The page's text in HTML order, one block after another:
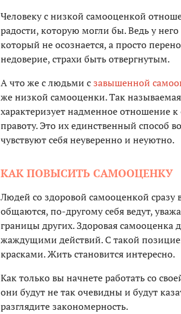
Человеку с низкой самооценкой
радости, которую могли бы. Ведь у
который не осознается, а просто
недоверие, страхи быть отвергнутым.
А что же с людьми сзавышенной
же низкой самооценки. Так
характеризует надменное отношение
правоту. Это их единственный способ
чувствуют себя неуверенно и неуютно.
КАК ПОВЫСИТЬ САМООЦЕНКУ
Людей со здоровой самооценкой
общаются, по-другому себя ведут,
границы других. Здоровая
жаждущими действий. С такой
красками. Жить становится интересно.
Как только вы начнете работать со
они будут не так очевидны и будут
разглядите закономерность.